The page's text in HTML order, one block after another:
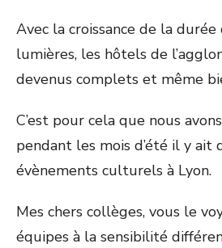
Avec la croissance de la
lumières, les hôtels de
devenus complets et même
C’est pour cela que nous
pendant les mois d’été il y ait
évènements culturels à Lyon.
Mes chers collèges, vous le
équipes à la sensibilité